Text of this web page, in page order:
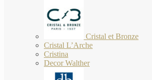
Cristal et Bronze
Cristal L’Arche
Cristina
Decor Walther